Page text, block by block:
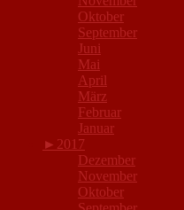
Oktober
September
Juni
Mai
April
März
Februar
Januar
► 2017
Dezember
November
Oktober